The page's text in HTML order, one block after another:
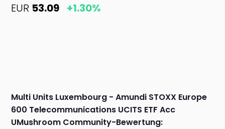
EUR 53.09 +1.30%
Multi Units Luxembourg - Amundi STOXX Europe
600 Telecommunications UCITS ETF Acc
UMushroom Community-Bewertung: